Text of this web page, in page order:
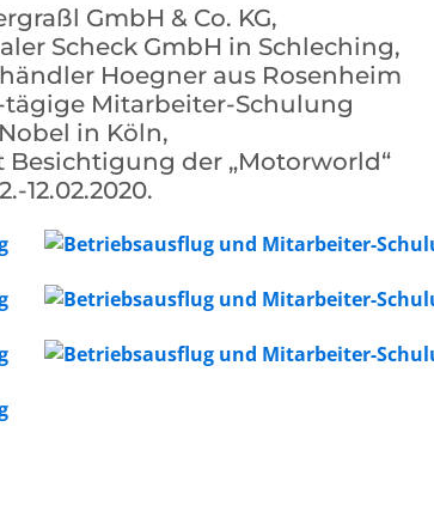
GmbH & Co. KG,
Scheck GmbH in Schleching,
Hoegner aus Rosenheim
Mitarbeiter-Schulung
in Köln,
der „Motorworld“
12.02.2020.